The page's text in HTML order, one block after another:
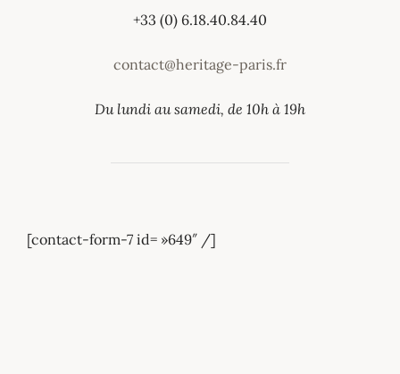
+33 (0) 6.18.40.84.40
contact@heritage-paris.fr
Du lundi au samedi, de 10h à 19h
[contact-form-7 id= »649″ /]